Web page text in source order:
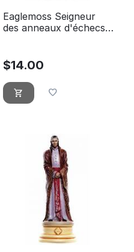
Eaglemoss Seigneur
des anneaux d'échecs
$14.00